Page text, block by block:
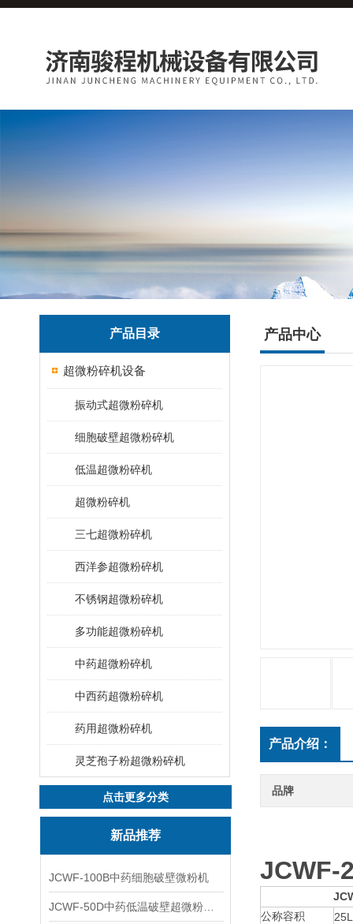
产品目录
超微粉碎机设备
振动式超微粉碎机
细胞破壁超微粉碎机
低温超微粉碎机
超微粉碎机
三七超微粉碎机
西洋参超微粉碎机
不锈钢超微粉碎机
多功能超微粉碎机
中药超微粉碎机
中西药超微粉碎机
药用超微粉碎机
灵芝孢子粉超微粉碎机
点击更多分类
新品推荐
JCWF-100B中药细胞破壁微粉机
产品中心
产品介绍：
品牌
JCWF-
公称容积 25L